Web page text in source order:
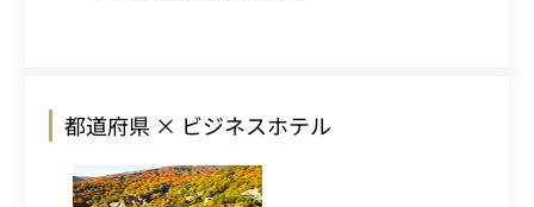
都道府県 × ビジネスホテル